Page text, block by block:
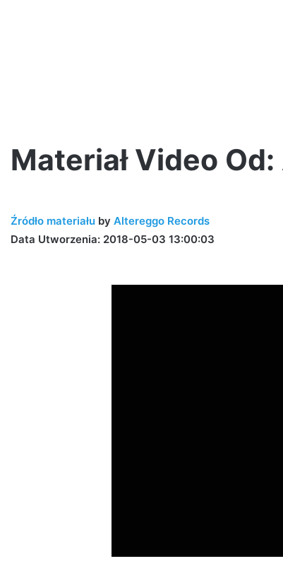
Materiał Video
Źródło materiału by Altereggo Records
Data Utworzenia: 2018-05-03 13:00:03
i
Step